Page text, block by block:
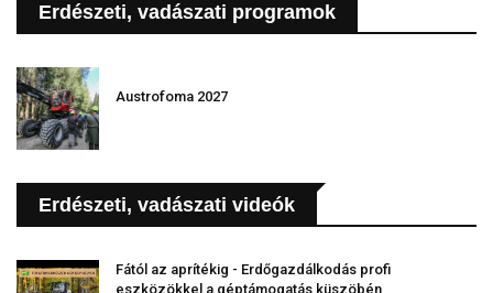
Erdészeti, vadászati programok
Austrofoma 2027
Erdészeti, vadászati videók
Fától az aprítékig - Erdőgazdálkodás profi
eszközökkel a géptámogatás küszöbén